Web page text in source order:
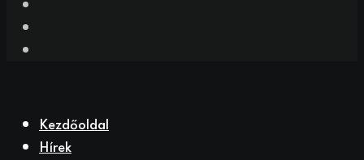
Kezdőoldal
Hírek